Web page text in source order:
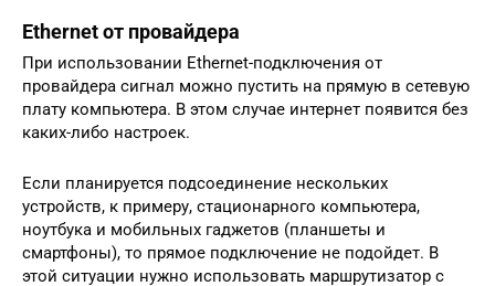
Ethernet от провайдера
При использовании Ethernet-подключения от
провайдера сигнал можно пустить на прямую в сетевую
плату компьютера. В этом случае интернет появится без
каких-либо настроек.
Если планируется подсоединение нескольких
устройств, к примеру, стационарного компьютера,
ноутбука и мобильных гаджетов (планшеты и
смартфоны), то прямое подключение не подойдет. В
этой ситуации нужно использовать маршрутизатор с